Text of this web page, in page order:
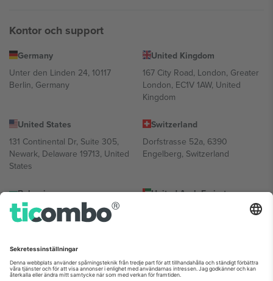
Kontor och support
Germany
Unter den Linden 24, 10117
Berlin, Germany
United Kingdom
167 City Road, London, Greater
London, EC1V 1AW, United
Kingdom
United States
131 Continental Dr, Suite 305,
Newark, Delaware 19713, United
States
Switzerland
Dorfstrasse 52a, 6390
Engelberg, Switzerland
Bulgaria
Regus Sofia City West, bul
Totleben 53-55, 1606 Sofia,
United Arab Emirates
UAE Dubai Silicon Oasis, DDP
Mexico